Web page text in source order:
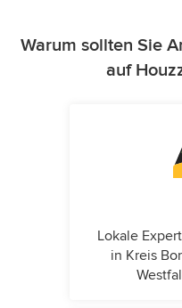
Warum sollten Sie
auf
Lokale
in Kreis